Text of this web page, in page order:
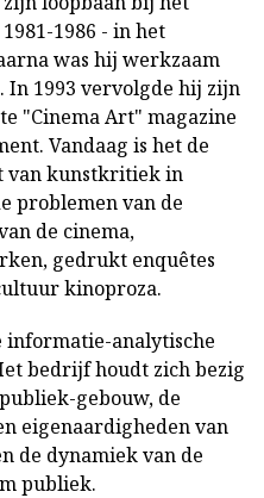
1986 - in het
was hij werkzaam
1993 vervolgde hij zijn
"Cinema Art" magazine
Vandaag is het de
van kunstkritiek in
problemen van de
de cinema,
gedrukt enquêtes
kinoproza.
informatie-analytische
bedrijf houdt zich bezig
gebouw, de
eigenaardigheden van
de dynamiek van de
publiek.